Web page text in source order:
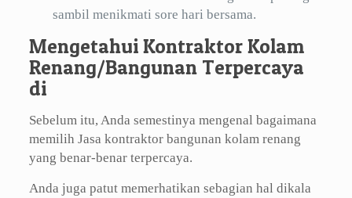
sambil menikmati sore hari bersama.
Mengetahui Kontraktor Kolam
Renang/Bangunan Terpercaya
di
Sebelum itu, Anda semestinya mengenal bagaimana
memilih Jasa kontraktor bangunan kolam renang
yang benar-benar terpercaya.
Anda juga patut memerhatikan sebagian hal dikala